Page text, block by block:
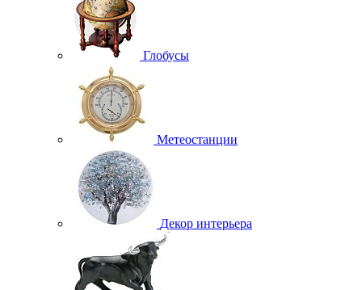
Глобусы
Метеостанции
Декор интерьера